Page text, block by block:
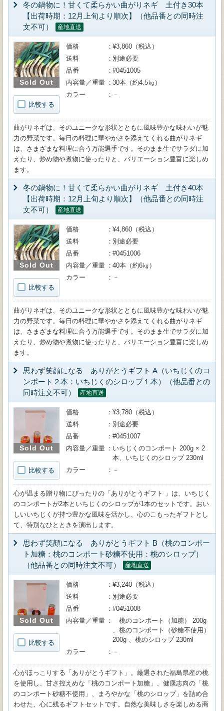
冬の鍋物に！甘くて柔らかい曲がりネギ 土付き30本
【出荷時期：12月上旬より順次】（他品番との同時注
文不可）
産地直送
Sold Out
比較する
価格
¥3,860（税込）
送料
別途必要
品番
#0451005
内容量／重量
30本（約4.5㎏）
カラー
－
曲がりネギは、そのユニークな形状とともに風味豊かな味わいが魅
力の野菜です。毎日の料理に華やかさを添えてくれる曲がりネギ
は、さまざまな料理に合う万能選手です。そのまま生でサラダに加
えたり、炒め物や煮物に使ったりと、バリエーション豊富に楽しめ
ます。
冬の鍋物に！甘くて柔らかい曲がりネギ 土付き40本
【出荷時期：12月上旬より順次】（他品番との同時注
文不可）
産地直送
Sold Out
比較する
価格
¥4,860（税込）
送料
別途必要
品番
#0451006
内容量／重量
40本（約6㎏）
カラー
－
曲がりネギは、そのユニークな形状とともに風味豊かな味わいが魅
力の野菜です。毎日の料理に華やかさを添えてくれる曲がりネギ
は、さまざまな料理に合う万能選手です。そのまま生でサラダに加
えたり、炒め物や煮物に使ったりと、バリエーション豊富に楽しめ
ます。
思わず笑顔になる ありがとうギフト A（いちじくのコ
ンポート２本：いちじくのシロップ１本）（他品番との
同時注文不可）
産地直送
Sold Out
比較する
価格
¥3,780（税込）
送料
別途必要
品番
#0451007
内容量／重量
いちじくのコンポート 200g × 2
本、いちじくのシロップ 230ml
カラー
－
心が温まる贈り物にぴったりの「ありがとうギフト 」は、いちじく
のコンポートが2本といちじくのシロップが1本のセットです。おい
しいいちじくが持つ豊かな風味を活かし、心のこもったギフトとし
て、特別なひとときを演出します。
思わず笑顔になる ありがとうギフト B（桃のコンポー
ト加糖：桃のコンポート砂糖不使用：桃のシロップ）
（他品番との同時注文不可）
産地直送
Sold Out
比較する
価格
¥3,240（税込）
送料
別途必要
品番
#0451008
内容量／重量
桃のコンポート（加糖） 200g
、桃のコンポート（砂糖不使用）
200g 、桃のシロップ 230ml
カラー
－
心がほっこりする「ありがとうギフト」。厳選された福島県産の桃
を使用し、甘さ控えめな「桃のコンポート加糖」、健康志向の「桃
のコンポート砂糖不使用」、まろやかな「桃のシロップ」を詰め合
わせた、心に残るギフトセットです。自然な美味しさを楽しめる商